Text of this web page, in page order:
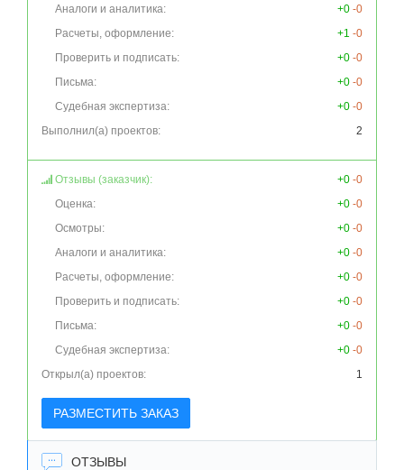
Аналоги и аналитика:
+0 -0
Расчеты, оформление:
+1 -0
Проверить и подписать:
+0 -0
Письма:
+0 -0
Судебная экспертиза:
+0 -0
Выполнил(а) проектов:
2
Отзывы (заказчик): +0 -0
Оценка:
+0 -0
Осмотры:
+0 -0
Аналоги и аналитика:
+0 -0
Расчеты, оформление:
+0 -0
Проверить и подписать:
+0 -0
Письма:
+0 -0
Судебная экспертиза:
+0 -0
Открыл(а) проектов:
1
РАЗМЕСТИТЬ ЗАКАЗ
ОТЗЫВЫ